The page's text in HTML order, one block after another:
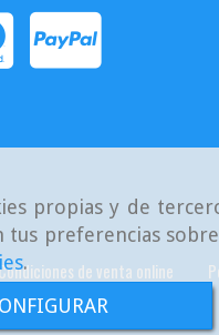
propias y de
tus preferencias
.
Condiciones de venta online